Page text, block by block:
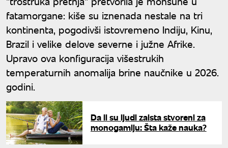
fatamorgane: kiše su iznenada nestale na tri
kontinenta, pogodivši istovremeno Indiju, Kinu,
Brazil i velike delove severne i južne Afrike.
Upravo ova konfiguracija višestrukih
temperaturnih anomalija brine naučnike u 2026.
godini.
Da li su ljudi zaista stvoreni za
monogamiju: Šta kaže nauka?